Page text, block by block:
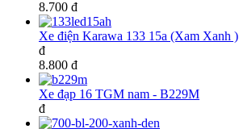
8.700 đ
Xe điện Karawa 133 15a (Xam Xanh )
đ
8.800 đ
Xe đạp 16 TGM nam - B229M
đ